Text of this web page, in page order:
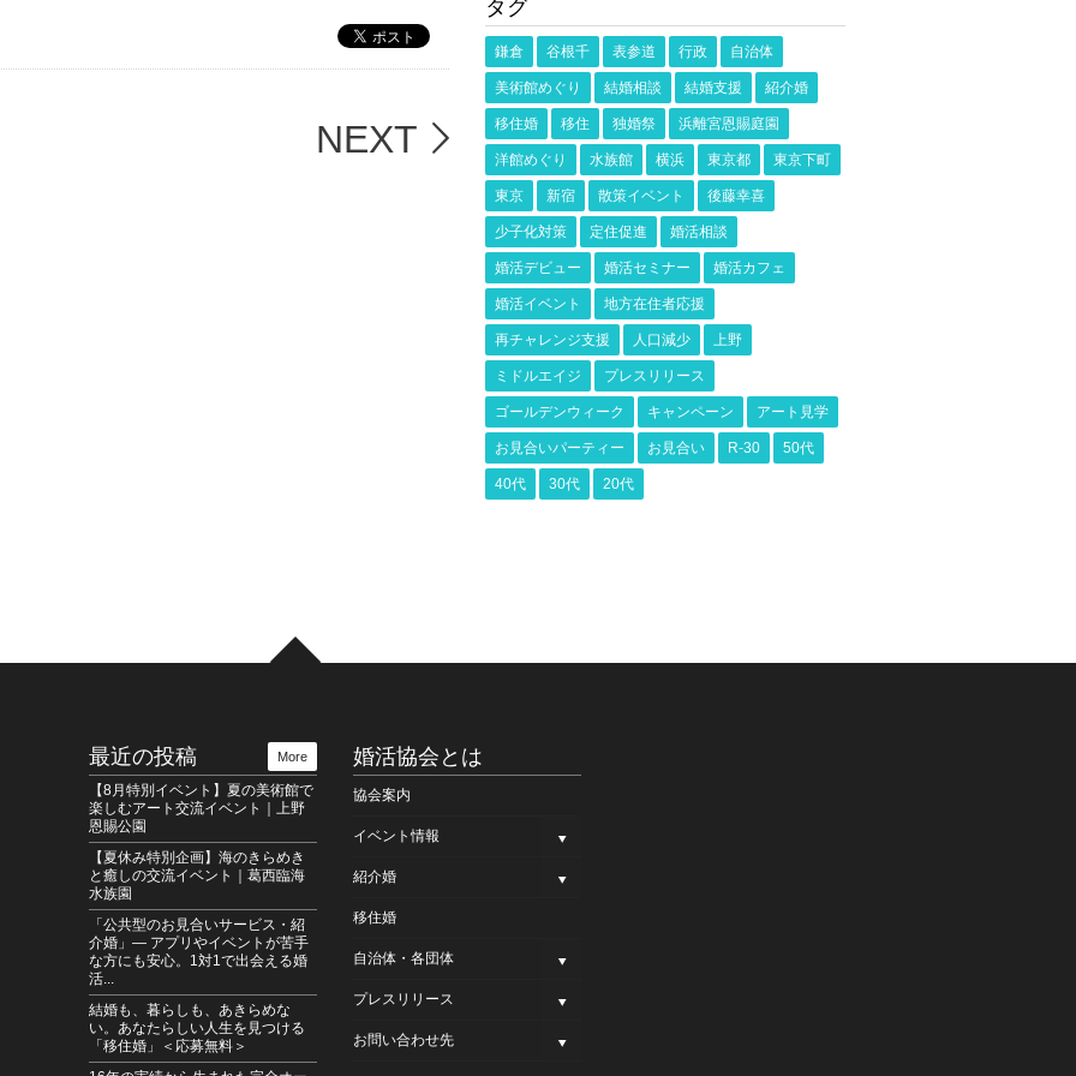
NEXT
タグ
鎌倉 谷根千 表参道 行政 自治体
美術館めぐり 結婚相談 結婚支援 紹介婚
移住婚 移住 独婚祭 浜離宮恩賜庭園
洋館めぐり 水族館 横浜 東京都 東京下町
東京 新宿 散策イベント 後藤幸喜
少子化対策 定住促進 婚活相談
婚活デビュー 婚活セミナー 婚活カフェ
婚活イベント 地方在住者応援
再チャレンジ支援 人口減少 上野
ミドルエイジ プレスリリース
ゴールデンウィーク キャンペーン アート見学
お見合いパーティー お見合い R-30 50代
40代 30代 20代
最近の投稿
【8月特別イベント】夏の美術館で
楽しむアート交流イベント｜上野
恩賜公園
【夏休み特別企画】海のきらめき
と癒しの交流イベント｜葛西臨海
水族園
「公共型のお見合いサービス・紹
介婚」― アプリやイベントが苦手
な方にも安心。1対1で出会える婚
活...
結婚も、暮らしも、あきらめな
い。あなたらしい人生を見つける
「移住婚」＜応募無料＞
More 婚活協会とは
協会案内
イベント情報
紹介婚
移住婚
自治体・各団体
プレスリリース
お問い合わせ先